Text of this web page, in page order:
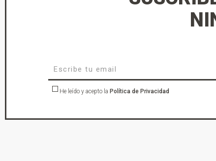
He leído y acepto la Política de Privacidad